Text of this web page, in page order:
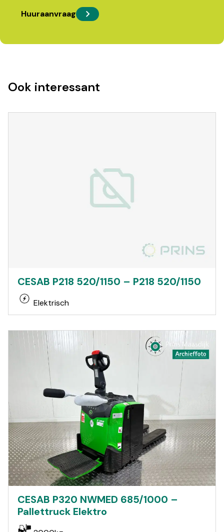
Huuraanvraag
Ook interessant
CESAB P218 520/1150 – P218 520/1150
Elektrisch
CESAB P320 NWMED 685/1000 –
Pallettruck Elektro